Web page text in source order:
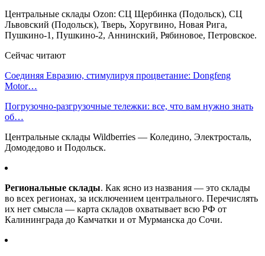
Центральные склады Ozon: СЦ Щербинка (Подольск), СЦ
Львовский (Подольск), Тверь, Хоругвино, Новая Рига,
Пушкино-1, Пушкино-2, Аннинский, Рябиновое, Петровское.
Сейчас читают
Соединяя Евразию, стимулируя процветание: Dongfeng
Motor…
Погрузочно-разгрузочные тележки: все, что вам нужно знать
об…
Центральные склады Wildberries — Коледино, Электросталь,
Домодедово и Подольск.
Региональные склады. Как ясно из названия — это склады
во всех регионах, за исключением центрального. Перечислять
их нет смысла — карта складов охватывает всю РФ от
Калининграда до Камчатки и от Мурманска до Сочи.